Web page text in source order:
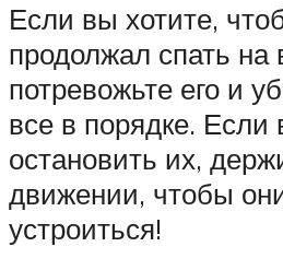
Если вы хотите,
продолжал спать на
потревожьте его и
все в порядке. Если
остановить их,
движении, чтобы
устроиться!